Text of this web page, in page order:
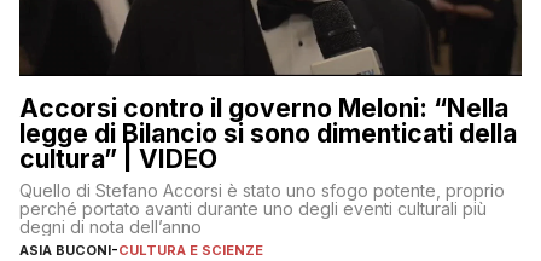
Accorsi contro il governo Meloni: “Nella
legge di Bilancio si sono dimenticati della
cultura” | VIDEO
Quello di Stefano Accorsi è stato uno sfogo potente, proprio
perché portato avanti durante uno degli eventi culturali più
degni di nota dell’anno
ASIA BUCONI-CULTURA E SCIENZE